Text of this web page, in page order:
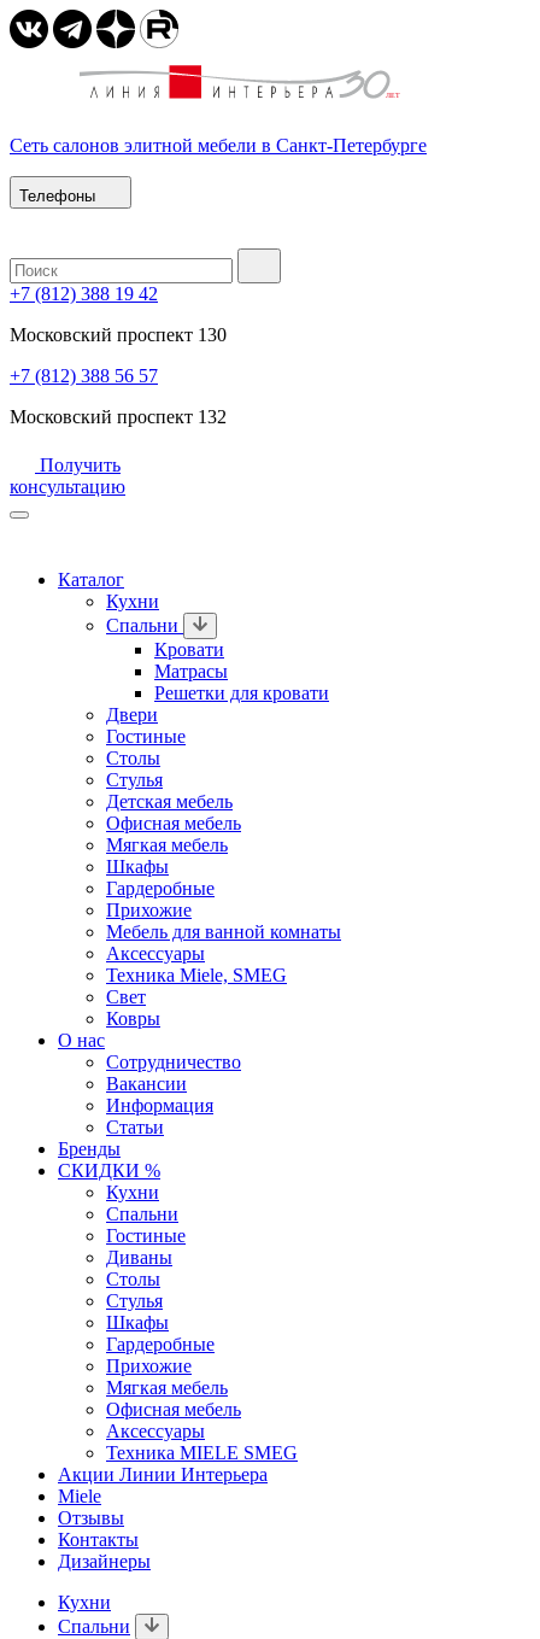
Сеть салонов элитной мебели в Санкт-Петербурге
Телефоны
+7 (812) 388 19 42
Московский проспект 130
+7 (812) 388 56 57
Московский проспект 132
Получить
консультацию
Каталог
Кухни
Спальни
Кровати
Матрасы
Решетки для кровати
Двери
Гостиные
Столы
Стулья
Детская мебель
Офисная мебель
Мягкая мебель
Шкафы
Гардеробные
Прихожие
Мебель для ванной комнаты
Аксессуары
Техника Miele, SMEG
Свет
Ковры
О нас
Сотрудничество
Вакансии
Информация
Статьи
Бренды
СКИДКИ %
Кухни
Спальни
Гостиные
Диваны
Столы
Стулья
Шкафы
Гардеробные
Прихожие
Мягкая мебель
Офисная мебель
Аксессуары
Техника MIELE SMEG
Акции Линии Интерьера
Miele
Отзывы
Контакты
Дизайнеры
Кухни
Спальни